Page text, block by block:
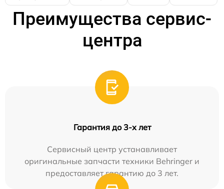
Преимущества сервис-
центра
Гарантия до 3-х лет
Сервисный центр устанавливает
оригинальные запчасти техники Behringer и
предоставляет гарантию до 3 лет.